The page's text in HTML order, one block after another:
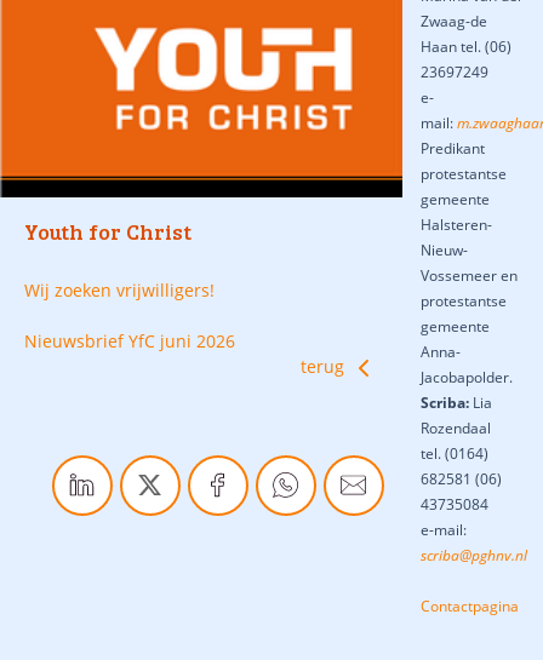
Youth for Christ
Wij zoeken vrijwilligers!
Nieuwsbrief YfC juni 2026
terug
Zwaag-de
Haan tel. (06)
23697249
e-
mail:
Predikant
protestantse
gemeente
Halsteren-
Nieuw-
Vossemeer en
protestantse
gemeente
Anna-
Jacobapolder.
Scriba: Lia
Rozendaal
tel. (0164)
682581 (06)
43735084
e-mail:
scriba@pghnv.nl
Contactpagina